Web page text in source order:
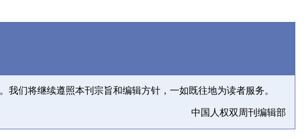
。我们将继续遵照本刊宗旨和编辑方针，一如既往地为读者服务。
中国人权双周刊编辑部